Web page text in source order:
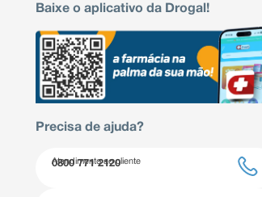
Baixe o aplicativo da Drogal!
Precisa de ajuda?
Atendimento ao cliente
0800 771 2120